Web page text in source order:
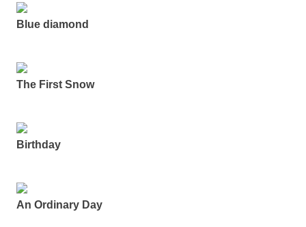
Blue diamond
The First Snow
Birthday
An Ordinary Day